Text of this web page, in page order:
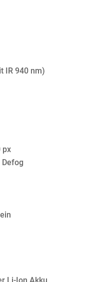
IR 940 nm)
px
Defog